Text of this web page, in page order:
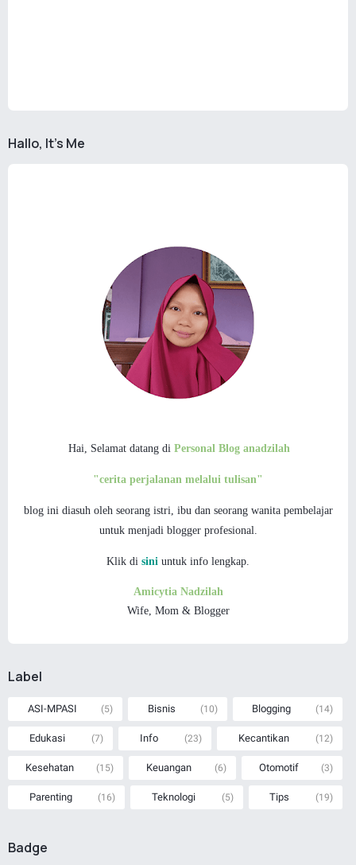
Hallo, It's Me
Hai, Selamat datang di Personal Blog anadzilah
"cerita perjalanan melalui tulisan"
blog ini diasuh oleh seorang istri, ibu dan seorang wanita pembelajar
untuk menjadi blogger profesional.
Klik di sini untuk info lengkap.
Amicytia Nadzilah
Wife, Mom & Blogger
Label
ASI-MPASI (5) Bisnis (10) Blogging (14)
Edukasi (7) Info (23) Kecantikan (12)
Kesehatan (15) Keuangan (6) Otomotif (3)
Parenting (16) Teknologi (5) Tips (19)
Badge